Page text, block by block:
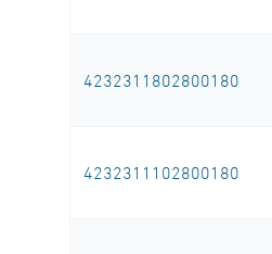
4232311802800180
4232311102800180